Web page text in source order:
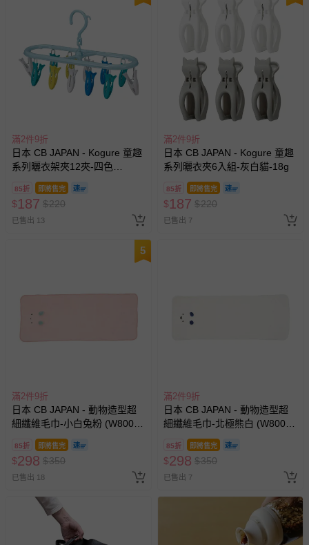
滿2件9折
日本 CB JAPAN - Kogure 童趣
系列曬衣架夾12夾-四色
魚-110g
85折 即將售完
$187 $220
已售出 13
滿2件9折
日本 CB JAPAN - Kogure 童趣
系列曬衣夾6入組-灰白貓-18g
85折 即將售完
$187 $220
已售出 7
5
滿2件9折
日本 CB JAPAN - 動物造型超
細纖維毛巾-小白兔粉 (W800 X
H300mm)
85折 即將售完
$298 $350
已售出 18
滿2件9折
日本 CB JAPAN - 動物造型超
細纖維毛巾-北極熊白 (W800 X
H300mm)
85折 即將售完
$298 $350
已售出 7